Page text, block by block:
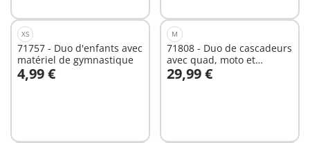
XS
71757 - Duo d'enfants avec
matériel de gymnastique
4,99 €
Au panier
M
71808 - Duo de cascadeurs
avec quad, moto et
tremplins
29,99 €
Au panier